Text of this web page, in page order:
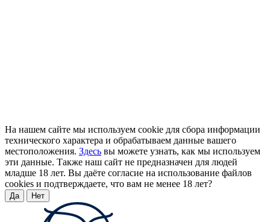
На нашем сайте мы используем cookie для сбора информации
технического характера и обрабатываем данные вашего
местоположения. Здесь вы можете узнать, как мы используем
эти данные. Также наш сайт не предназначен для людей
младше 18 лет. Вы даёте согласие на использование файлов
cookies и подтверждаете, что вам не менее 18 лет?
Да Нет